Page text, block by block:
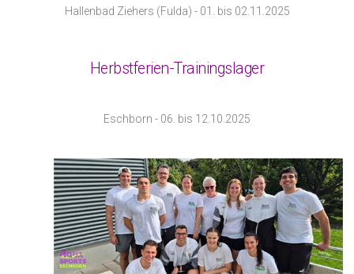
Hallenbad Ziehers (Fulda) - 01. bis 02.11.2025
Herbstferien-Trainingslager
Eschborn - 06. bis 12.10.2025